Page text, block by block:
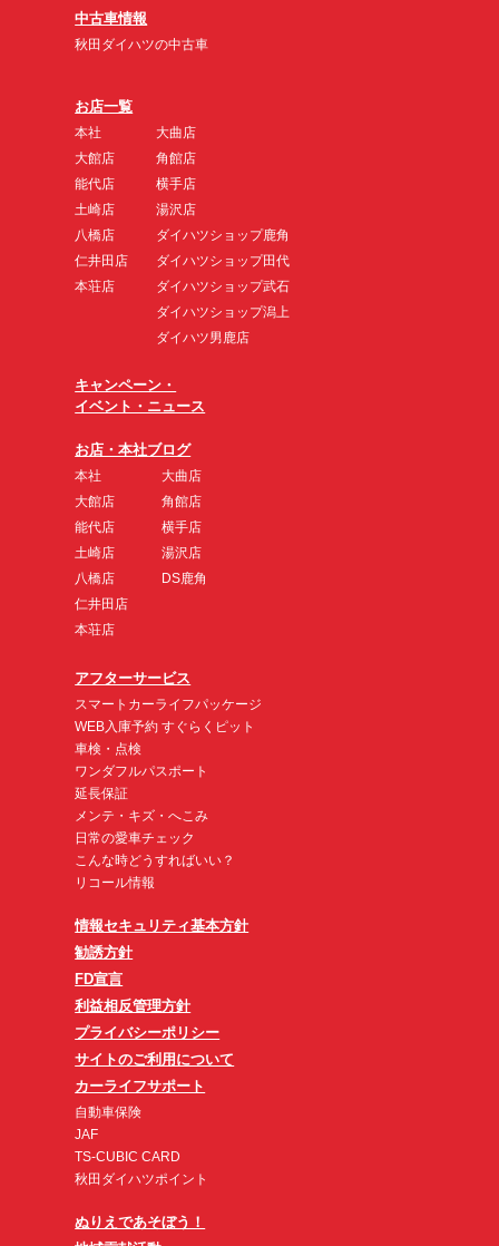
中古車情報
秋田ダイハツの中古車
お店一覧
本社
大館店
能代店
土崎店
八橋店
仁井田店
本荘店
大曲店
角館店
横手店
湯沢店
ダイハツショップ鹿角
ダイハツショップ田代
ダイハツショップ武石
ダイハツショップ潟上
ダイハツ男鹿店
キャンペーン・
イベント・ニュース
お店・本社ブログ
本社
大館店
能代店
土崎店
八橋店
仁井田店
本荘店
大曲店
角館店
横手店
湯沢店
DS鹿角
アフターサービス
スマートカーライフパッケージ
WEB入庫予約 すぐらくピット
車検・点検
ワンダフルパスポート
延長保証
メンテ・キズ・へこみ
日常の愛車チェック
こんな時どうすればいい？
リコール情報
情報セキュリティ基本方針
勧誘方針
FD宣言
利益相反管理方針
プライバシーポリシー
サイトのご利用について
カーライフサポート
自動車保険
JAF
TS-CUBIC CARD
秋田ダイハツポイント
ぬりえであそぼう！